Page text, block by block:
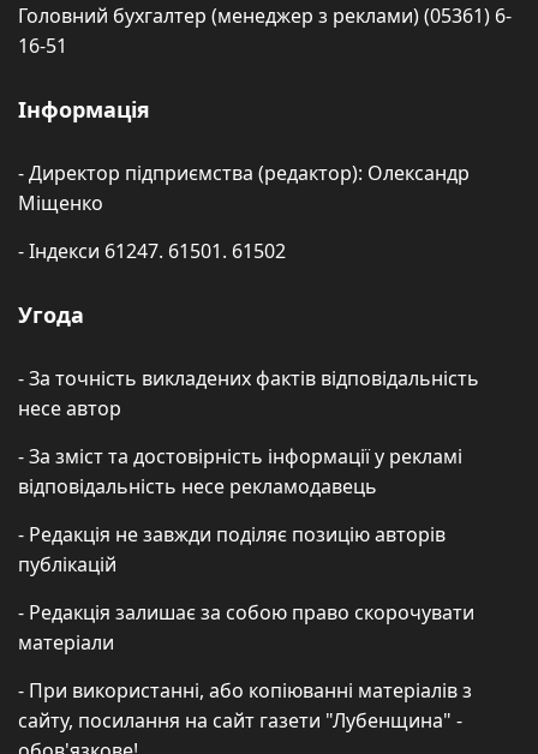
Головний бухгалтер (менеджер з реклами) (05361) 6-
16-51
Інформація
- Директор підприємства (редактор): Олександр
Міщенко
- Індекси 61247. 61501. 61502
Угода
- За точність викладених фактів відповідальність
несе автор
- За зміст та достовірність інформації у рекламі
відповідальність несе рекламодавець
- Редакція не завжди поділяє позицію авторів
публікацій
- Редакція залишає за собою право скорочувати
матеріали
- При використанні, або копіюванні матеріалів з
сайту, посилання на сайт газети "Лубенщина" -